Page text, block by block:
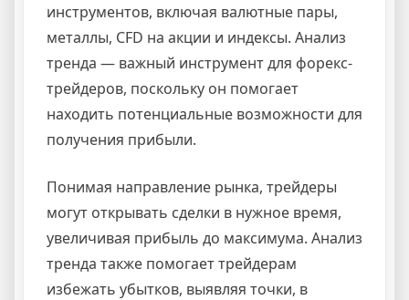
инструментов, включая валютные пары,
металлы, CFD на акции и индексы. Анализ
тренда — важный инструмент для форекс-
трейдеров, поскольку он помогает
находить потенциальные возможности для
получения прибыли.
Понимая направление рынка, трейдеры
могут открывать сделки в нужное время,
увеличивая прибыль до максимума. Анализ
тренда также помогает трейдерам
избежать убытков, выявляя точки, в